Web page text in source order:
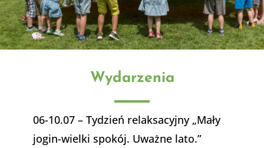
Wydarzenia
06-10.07 – Tydzień relaksacyjny „Mały
jogin-wielki spokój. Uważne lato.”